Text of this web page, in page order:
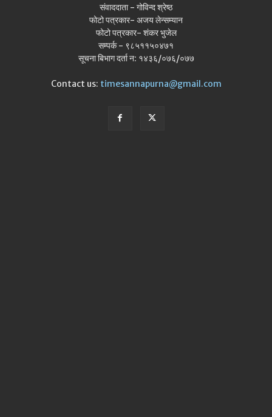
संवाददाता - गोविन्द श्रेष्ठ
फोटो पत्रकार- अजय लेन्सम्यान
फोटो पत्रकार- शंकर भुजेल
सम्पर्क - ९८५११५०४७१
सूचना बिभाग दर्ता न: १४३६/०७६/०७७
Contact us: timesannapurna@gmail.com